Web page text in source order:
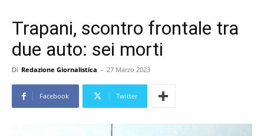
Trapani, scontro frontale tra
due auto: sei morti
Di Redazione Giornalistica - 27 Marzo 2023
Facebook Twitter